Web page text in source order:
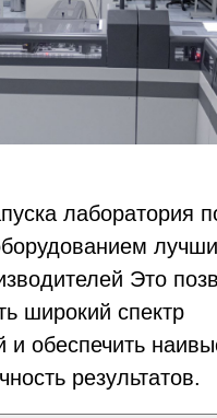
лаборатория
Это
широкий спектр
и обеспечить
результатов.